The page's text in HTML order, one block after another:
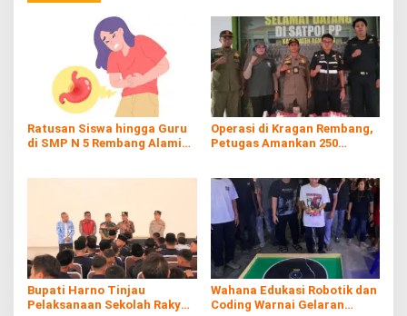
Ratusan Siswa hingga Guru
di SMP N 5 Rembang Alami
Operasi di Kragan Rembang,
Petugas Amankan 250
Bupati Harno Tinjau
Pelaksanaan Sekolah Rakyat
Wahana Edukasi Robotik dan
Coding Warnai Gelaran